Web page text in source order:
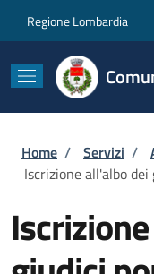
Regione Lombardia
Briciole di
Home / Servizi /
Iscrizione all'albo